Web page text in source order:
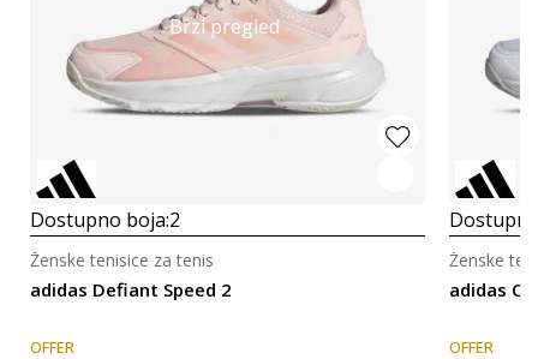
Brzi pregled
Dostupno boja:2
adidas Defiant Speed 2
Ženske tenisice za tenis
OFFER
adidas
Ženske
OFFER